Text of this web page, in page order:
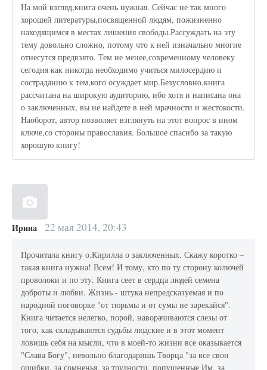
На мой взгляд,книга очень нужная. Сейчас не так много
хорошей литературы,посвященной людям, пожизненно
находящимся в местах лишения свободы.Рассуждать на эту
тему довольно сложно, потому что к ней изначально многие
отнесутся предвзято. Тем не менее,современному человеку
сегодня как никогда необходимо учиться милосердию и
состраданию к тем,кого осуждает мир.Безусловно,книга
рассчитана на широкую аудиторию, ибо хотя и написана она
о заключенных, вы не найдете в ней мрачности и жестокости.
Наоборот, автор позволяет взглянуть на этот вопрос в ином
ключе,со стороны православия. Большое спасибо за такую
хорошую книгу!
Ирина 22 мая 2014, 20:43
Прочитала книгу о.Кирилла о заключенных. Скажу коротко –
такая книга нужна! Всем! И тому, кто по ту сторону колючей
проволоки и по эту. Книга сеет в сердца людей семена
доброты и любви. Жизнь - штука непредсказуемая и по
народной поговорке "от тюрьмы и от сумы не зарекайся".
Книга читается нелегко, порой, наворачиваются слезы от
того, как складываются судьбы людские и в этот момент
ловишь себя на мысли, что в моей-то жизни все оказывается
"Слава Богу", невольно благодаришь Творца "за все свои
ошибки, за сомненья, за трудности, попущенные Им, за